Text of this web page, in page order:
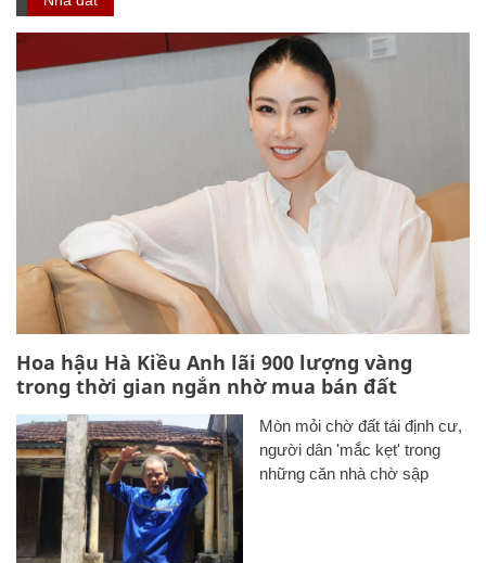
Hoa hậu Hà Kiều Anh lãi 900 lượng vàng
trong thời gian ngắn nhờ mua bán đất
Mòn mỏi chờ đất tái định cư,
người dân 'mắc kẹt' trong
những căn nhà chờ sập